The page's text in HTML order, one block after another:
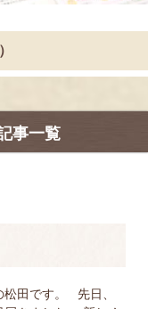
事一覧
松田です。 先日、